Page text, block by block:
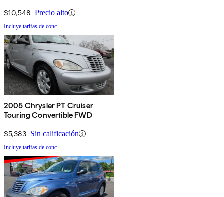
$10,548 Precio alto
Incluye tarifas de conc.
2005 Chrysler PT Cruiser
Touring Convertible FWD
$5,383 Sin calificación
Incluye tarifas de conc.